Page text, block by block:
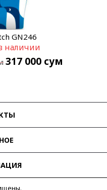
GN246
наличии
317 000 сум